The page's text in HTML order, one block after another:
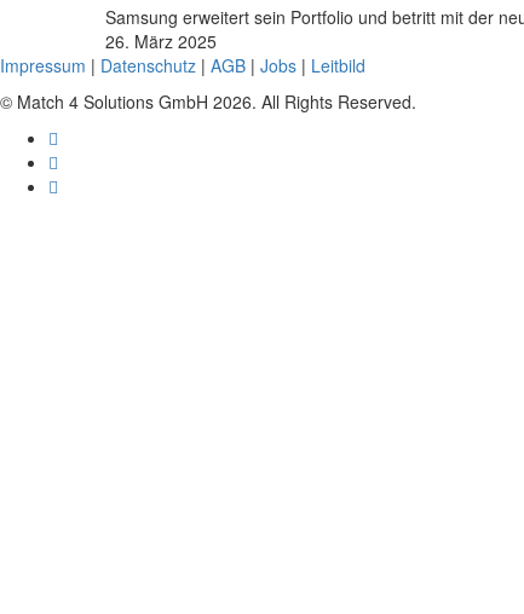
Samsung erweitert sein Portfolio und betritt mit der
26. März 2025
Impressum | Datenschutz | AGB | Jobs | Leitbild
© Match 4 Solutions GmbH 2026. All Rights Reserved.